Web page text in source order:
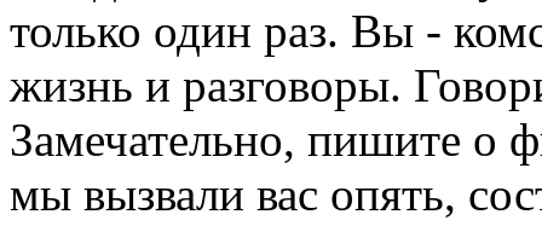
только один раз. Вы -
жизнь и разговоры.
Замечательно, пишите о
мы вызвали вас опять,